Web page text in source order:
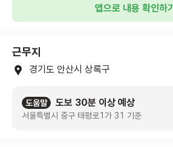
앱으로 내용 확인하기
근무지
경기도 안산시 상록구
도움말 도보 30분 이상 예상
서울특별시 중구 태평로1가 31 기준